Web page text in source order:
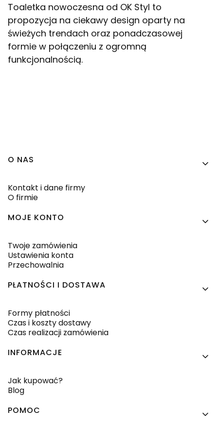
Toaletka nowoczesna od OK Styl to
propozycja na ciekawy design oparty na
świeżych trendach oraz ponadczasowej
formie w połączeniu z ogromną
funkcjonalnością.
Linki w stopce
O NAS
Kontakt i dane firmy
O firmie
MOJE KONTO
Twoje zamówienia
Ustawienia konta
Przechowalnia
PŁATNOŚCI I DOSTAWA
Formy płatności
Czas i koszty dostawy
Czas realizacji zamówienia
INFORMACJE
Jak kupować?
Blog
POMOC